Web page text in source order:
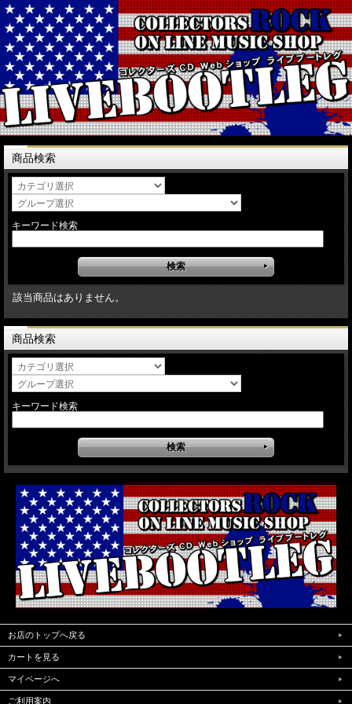
商品検索
キーワード検索
該当商品はありません。
商品検索
キーワード検索
お店のトップへ戻る
カートを見る
マイページへ
ご利用案内